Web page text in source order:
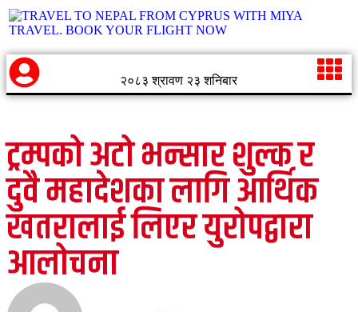
२०८३ श्रावण २३ शनिबार
ट्रम्पको अटो भन्सार शुल्क र
दुवै महादेशका लागि आर्थिक
खतरालाई लिएर युरोपद्वारा
आलोचना